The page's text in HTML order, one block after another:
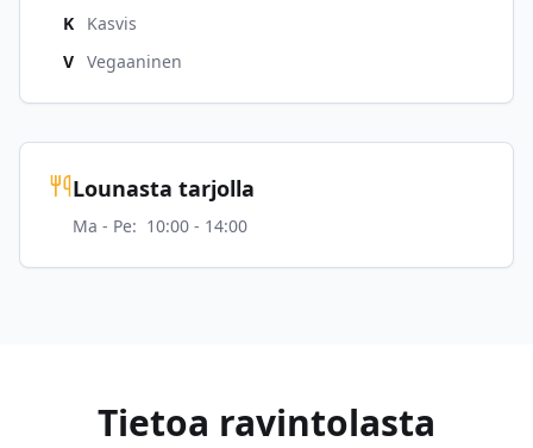
K
Kasvis
V
Vegaaninen
Lounasta tarjolla
Ma - Pe: 10:00 - 14:00
Tietoa ravintolasta